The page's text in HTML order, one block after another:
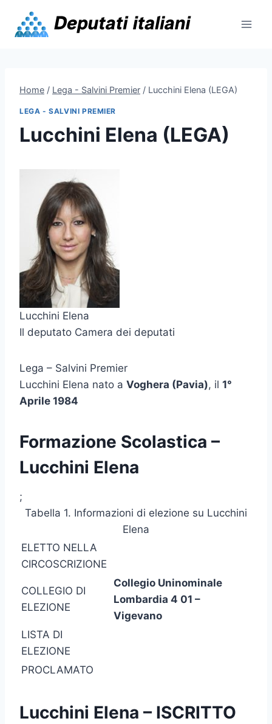
content
Home / Lega - Salvini Premier / Lucchini Elena (LEGA)
LEGA - SALVINI PREMIER
Lucchini Elena (LEGA)
Lucchini Elena
Il deputato Camera dei deputati
Lega – Salvini Premier
Lucchini Elena nato a Voghera (Pavia), il 1°
Aprile 1984
Formazione Scolastica –
Lucchini Elena
;
Tabella 1. Informazioni di elezione su Lucchini
Elena
ELETTO NELLA
CIRCOSCRIZIONE
COLLEGIO DI
ELEZIONE
Collegio Uninominale
Lombardia 4 01 –
Vigevano
LISTA DI
ELEZIONE
PROCLAMATO
Lucchini Elena – ISCRITTO